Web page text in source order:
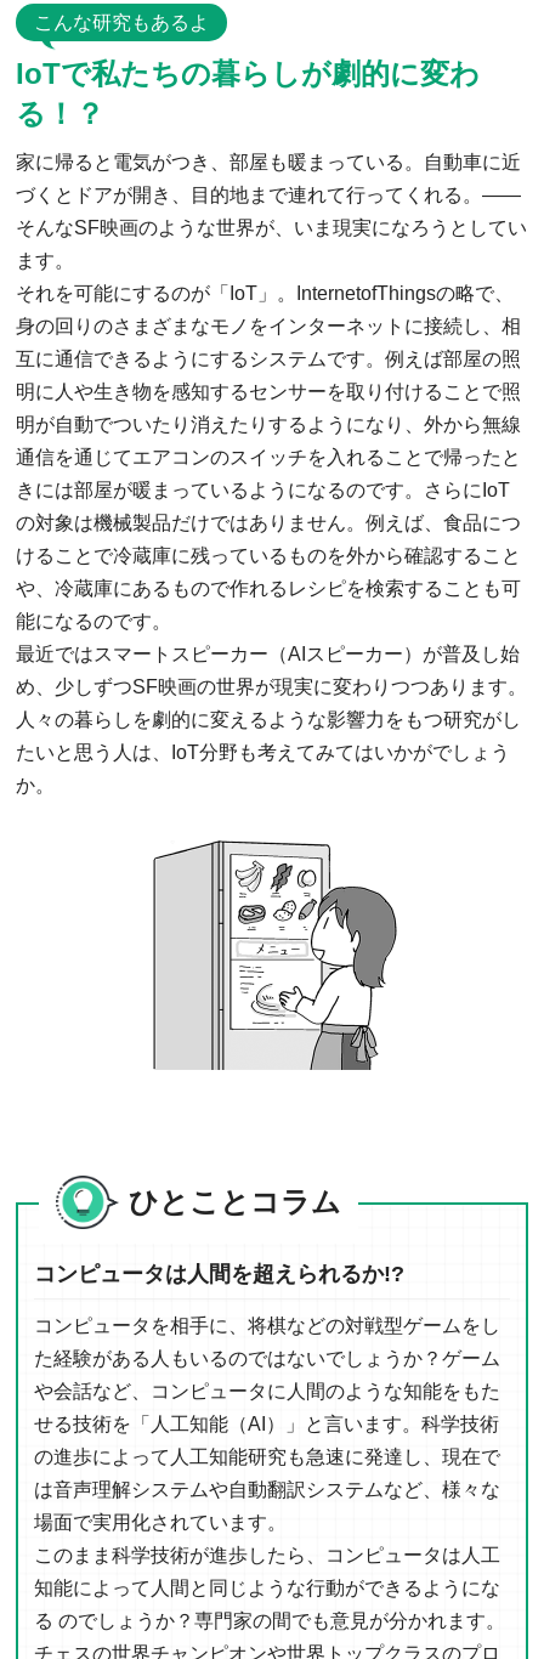
こんな研究もあるよ
IoTで私たちの暮らしが劇的に変わ
る！？
家に帰ると電気がつき、部屋も暖まっている。自動車に近
づくとドアが開き、目的地まで連れて行ってくれる。――
そんなSF映画のような世界が、いま現実になろうとしてい
ます。
それを可能にするのが「IoT」。InternetofThingsの略で、
身の回りのさまざまなモノをインターネットに接続し、相
互に通信できるようにするシステムです。例えば部屋の照
明に人や生き物を感知するセンサーを取り付けることで照
明が自動でついたり消えたりするようになり、外から無線
通信を通じてエアコンのスイッチを入れることで帰ったと
きには部屋が暖まっているようになるのです。さらにIoT
の対象は機械製品だけではありません。例えば、食品につ
けることで冷蔵庫に残っているものを外から確認すること
や、冷蔵庫にあるもので作れるレシピを検索することも可
能になるのです。
最近ではスマートスピーカー（AIスピーカー）が普及し始
め、少しずつSF映画の世界が現実に変わりつつあります。
人々の暮らしを劇的に変えるような影響力をもつ研究がし
たいと思う人は、IoT分野も考えてみてはいかがでしょう
か。
ひとことコラム
コンピュータは人間を超えられるか!?
コンピュータを相手に、将棋などの対戦型ゲームをし
た経験がある人もいるのではないでしょうか？ゲーム
や会話など、コンピュータに人間のような知能をもた
せる技術を「人工知能（AI）」と言います。科学技術
の進歩によって人工知能研究も急速に発達し、現在で
は音声理解システムや自動翻訳システムなど、様々な
場面で実用化されています。
このまま科学技術が進歩したら、コンピュータは人工
知能によって人間と同じような行動ができるようにな
る のでしょうか？専門家の間でも意見が分かれます。
チェスの世界チャンピオンや世界トップクラスのプロ